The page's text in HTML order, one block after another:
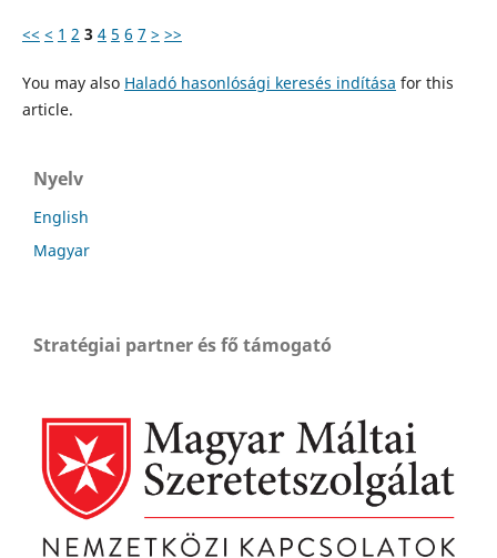
<< < 1 2 3 4 5 6 7 > >>
You may also Haladó hasonlósági keresés indítása for this
article.
Nyelv
English
Magyar
Stratégiai partner és fő támogató